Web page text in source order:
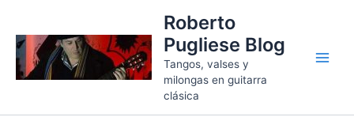
contenido
Roberto
Pugliese Blog
Tangos, valses y
milongas en guitarra
clásica
por
más
recientes